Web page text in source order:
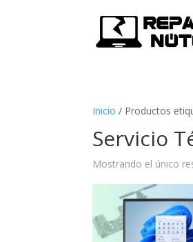
Inicio / Productos
Servicio
Mostrando el único